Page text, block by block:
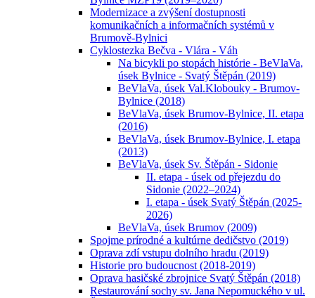
Modernizace a zvýšení dostupnosti
komunikačních a informačních systémů v
Brumově-Bylnici
Cyklostezka Bečva - Vlára - Váh
Na bicykli po stopách histórie - BeVlaVa,
úsek Bylnice - Svatý Štěpán (2019)
BeVlaVa, úsek Val.Klobouky - Brumov-
Bylnice (2018)
BeVlaVa, úsek Brumov-Bylnice, II. etapa
(2016)
BeVlaVa, úsek Brumov-Bylnice, I. etapa
(2013)
BeVlaVa, úsek Sv. Štěpán - Sidonie
II. etapa - úsek od přejezdu do
Sidonie (2022–2024)
I. etapa - úsek Svatý Štěpán (2025-
2026)
BeVlaVa, úsek Brumov (2009)
Spojme prírodné a kultúrne dedičstvo (2019)
Oprava zdí vstupu dolního hradu (2019)
Historie pro budoucnost (2018-2019)
Oprava hasičské zbrojnice Svatý Štěpán (2018)
Restaurování sochy sv. Jana Nepomuckého v ul.